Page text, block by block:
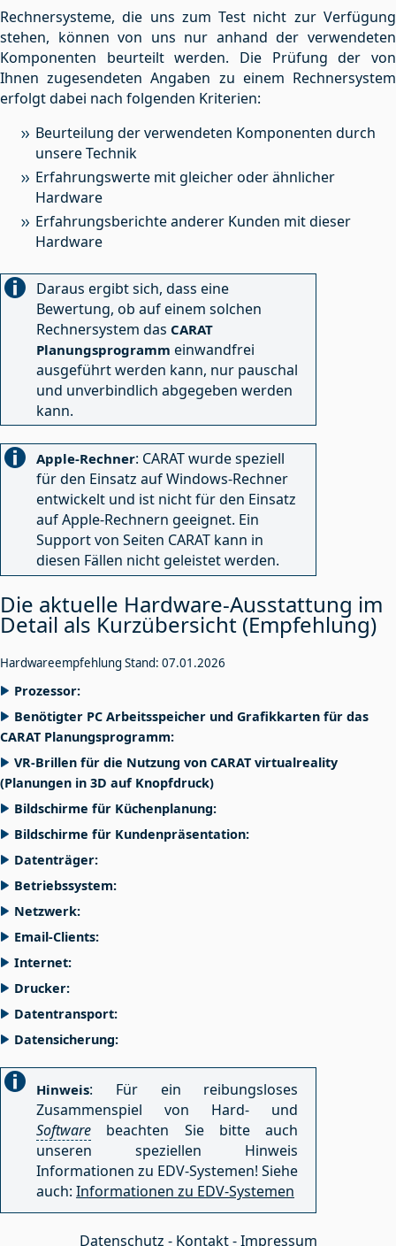
Rechnersysteme, die uns zum Test nicht zur Verfügung
stehen, können von uns nur anhand der verwendeten
Komponenten beurteilt werden. Die Prüfung der von
Ihnen zugesendeten Angaben zu einem Rechnersystem
erfolgt dabei nach folgenden Kriterien:
Beurteilung der verwendeten Komponenten durch
unsere Technik
Erfahrungswerte mit gleicher oder ähnlicher
Hardware
Erfahrungsberichte anderer Kunden mit dieser
Hardware
Daraus ergibt sich, dass eine
Bewertung, ob auf einem solchen
Rechnersystem das CARAT
Planungsprogramm einwandfrei
ausgeführt werden kann, nur pauschal
und unverbindlich abgegeben werden
kann.
Apple-Rechner: CARAT wurde speziell
für den Einsatz auf Windows-Rechner
entwickelt und ist nicht für den Einsatz
auf Apple-Rechnern geeignet. Ein
Support von Seiten CARAT kann in
diesen Fällen nicht geleistet werden.
Die aktuelle Hardware-Ausstattung im
Detail als Kurzübersicht (Empfehlung)
Hardwareempfehlung Stand: 07.01.2026
Prozessor:
Benötigter PC Arbeitsspeicher und Grafikkarten für das
CARAT Planungsprogramm:
VR-Brillen für die Nutzung von CARAT virtualreality
(Planungen in 3D auf Knopfdruck)
Bildschirme für Küchenplanung:
Bildschirme für Kundenpräsentation:
Datenträger:
Betriebssystem:
Netzwerk:
Email-Clients:
Internet:
Drucker:
Datentransport:
Datensicherung:
Hinweis: Für ein reibungsloses
Zusammenspiel von Hard- und
Software beachten Sie bitte auch
unseren speziellen Hinweis
Informationen zu EDV-Systemen!Siehe
auch: Informationen zu EDV-Systemen
Datenschutz - Kontakt-Impressum